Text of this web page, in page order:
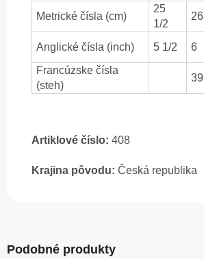
Metrické čísla (cm)
25
1/2
26
Anglické čísla (inch)
5 1/2 6
Francúzske čísla
(steh)
39
Artiklové číslo: 408
Krajina pôvodu: Česká republika
Podobné produkty